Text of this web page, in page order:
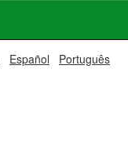
Español Português